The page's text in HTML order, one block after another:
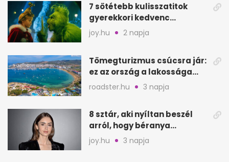
7 sötétebb kulisszatitok
gyerekkori kedvenc
filmjeinkről a Joy szerint
joy.hu 2 napja
Tömegturizmus csúcsra jár:
ez az ország a lakossága
kétszeresét fogadja
roadster.hu 3 napja
8 sztár, aki nyíltan beszél
arról, hogy béranya
segítette a családalapítást
joy.hu 3 napja